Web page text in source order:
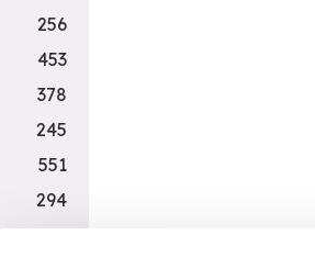
256
453
378
245
551
294
450